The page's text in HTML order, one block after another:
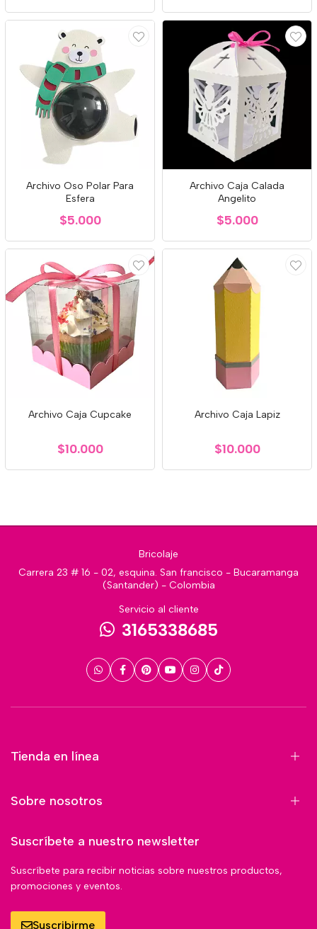
Archivo Oso Polar Para
Esfera
$5.000
Archivo Caja Calada
Angelito
$5.000
Archivo Caja Cupcake
$10.000
Archivo Caja Lapiz
$10.000
Bricolaje
Carrera 23 # 16 - 02, esquina. San francisco - Bucaramanga
(Santander) - Colombia
Servicio al cliente
3165338685
Tienda en línea
Sobre nosotros
Suscríbete a nuestro newsletter
Suscríbete para recibir noticias sobre nuestros productos,
promociones y eventos.
Suscribirme